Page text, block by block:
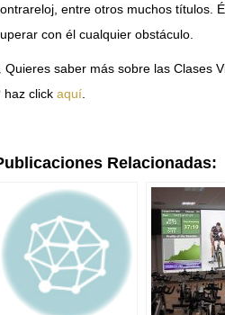
entre otros muchos títulos.
con él cualquier obstáculo.
Quieres saber más sobre las Clases
haz click aquí.
Relacionadas: